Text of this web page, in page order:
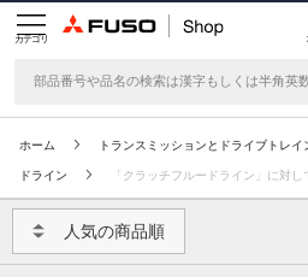
カテゴリ
ホーム トランスミッションとドライブトレイ
ドライン 「クラッチフルードライン」に対
人気の商品順